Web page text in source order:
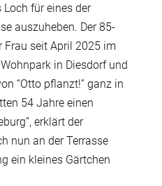
Loch für eines der
auszuheben. Der 85-
seit April 2025 im
in Diesdorf und
“Otto pflanzt!” ganz in
54 Jahre einen
erklärt der
nun an der Terrasse
ein kleines Gärtchen